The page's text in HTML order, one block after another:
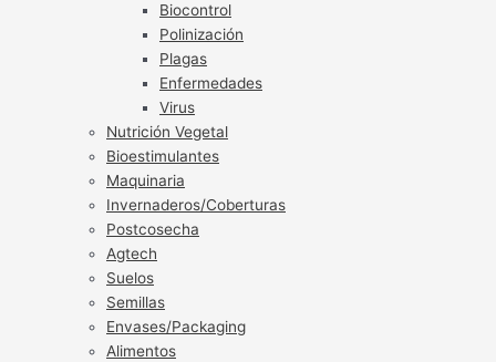
Biocontrol
Polinización
Plagas
Enfermedades
Virus
Nutrición Vegetal
Bioestimulantes
Maquinaria
Invernaderos/Coberturas
Postcosecha
Agtech
Suelos
Semillas
Envases/Packaging
Alimentos